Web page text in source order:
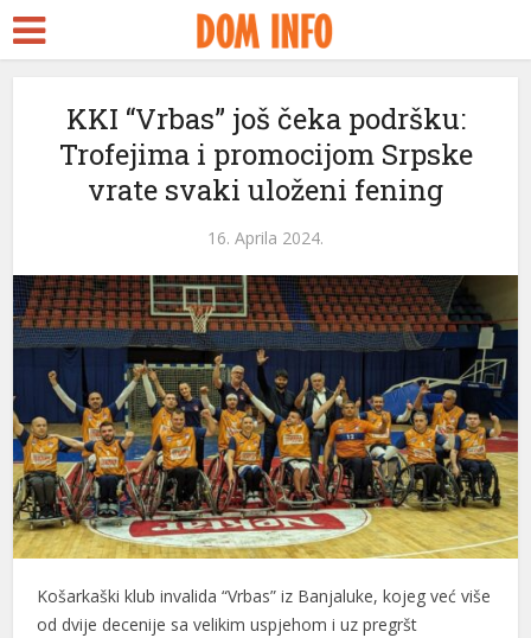
KKI “Vrbas” još čeka podršku:
Trofejima i promocijom Srpske
vrate svaki uloženi fening
16. Aprila 2024.
Košarkaški klub invalida “Vrbas” iz Banjaluke, kojeg već više
od dvije decenije sa velikim uspjehom i uz pregršt